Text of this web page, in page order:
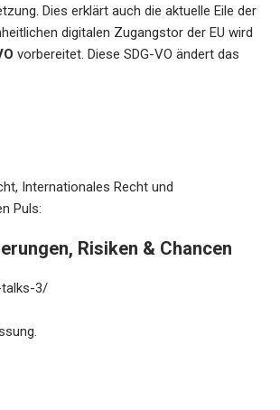
Dies erklärt auch die aktuelle Eile der
digitalen Zugangstor der EU wird
vorbereitet. Diese SDG-VO ändert das
Internationales Recht und
Puls:
Risiken & Chancen
3/